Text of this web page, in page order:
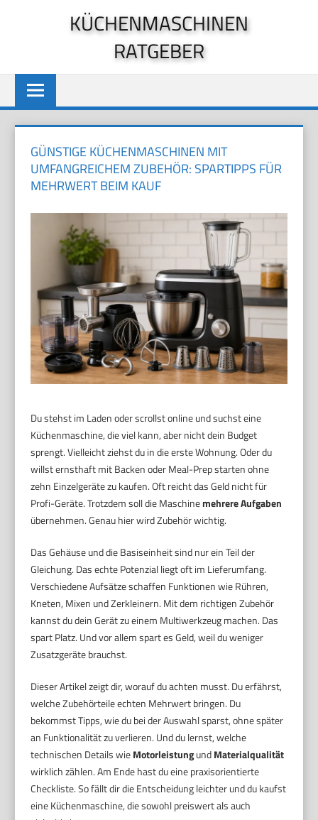
KÜCHENMASCHINEN
RATGEBER
GÜNSTIGE KÜCHENMASCHINEN MIT
UMFANGREICHEM ZUBEHÖR: SPARTIPPS FÜR
MEHRWERT BEIM KAUF
Du stehst im Laden oder scrollst online und suchst eine
Küchenmaschine, die viel kann, aber nicht dein Budget
sprengt. Vielleicht ziehst du in die erste Wohnung. Oder du
willst ernsthaft mit Backen oder Meal-Prep starten ohne
zehn Einzelgeräte zu kaufen. Oft reicht das Geld nicht für
Profi-Geräte. Trotzdem soll die Maschinemehrere Aufgaben
übernehmen. Genau hier wird Zubehör wichtig.
Das Gehäuse und die Basiseinheit sind nur ein Teil der
Gleichung. Das echte Potenzial liegt oft im Lieferumfang.
Verschiedene Aufsätze schaffen Funktionen wie Rühren,
Kneten, Mixen und Zerkleinern. Mit dem richtigen Zubehör
kannst du dein Gerät zu einem Multiwerkzeug machen. Das
spart Platz. Und vor allem spart es Geld, weil du weniger
Zusatzgeräte brauchst.
Dieser Artikel zeigt dir, worauf du achten musst. Du erfährst,
welche Zubehörteile echten Mehrwert bringen. Du
bekommst Tipps, wie du bei der Auswahl sparst, ohne später
an Funktionalität zu verlieren. Und du lernst, welche
technischen Details wieMotorleistungundMaterialqualität
wirklich zählen. Am Ende hast du eine praxisorientierte
Checkliste. So fällt dir die Entscheidung leichter und du kaufst
eine Küchenmaschine, die sowohl preiswert als auch